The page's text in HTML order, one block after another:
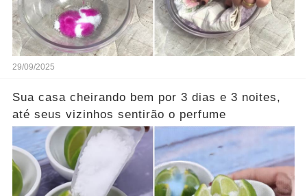
29/09/2025
Sua casa cheirando bem por 3 dias e 3 noites,
até seus vizinhos sentirão o perfume